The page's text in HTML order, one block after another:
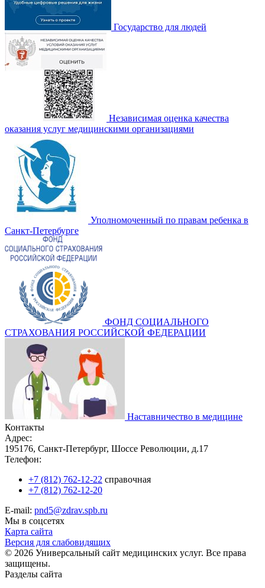
Государство для людей
Независимая оценка качества
оказания услуг медицинскими организациями
Уполномоченный по правам ребенка в
Санкт-Петербурге
ФОНД СОЦИАЛЬНОГО
СТРАХОВАНИЯ РОССИЙСКОЙ ФЕДЕРАЦИИ
Наставничество в медицине
Контакты
Адрес:
195176, Санкт-Петербург, Шоссе Революции, д.17
Телефон:
+7 (812) 762-12-22 справочная
+7 (812) 762-12-20
E-mail: pnd5@zdrav.spb.ru
Мы в соцсетях
Карта сайта
Версия для слабовидящих
© 2026 Универсальный сайт медицинских услуг. Все права
защищены.
Разделы сайта